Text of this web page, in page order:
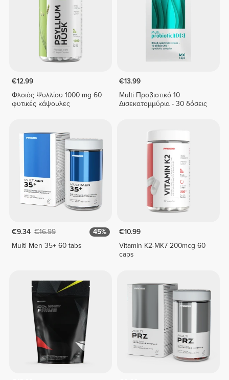
€12.99
Φλοιός Ψυλλίου 1000 mg 60
φυτικές κάψουλες
€13.99
Multi Προβιοτικό 10
Δισεκατομμύρια - 30 δόσεις
€9.34 €16.99
45%
Multi Men 35+ 60 tabs
€10.99
Vitamin K2-MK7 200mcg 60
caps